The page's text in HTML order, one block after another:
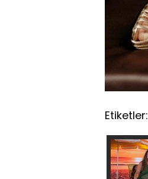
Etiketler: